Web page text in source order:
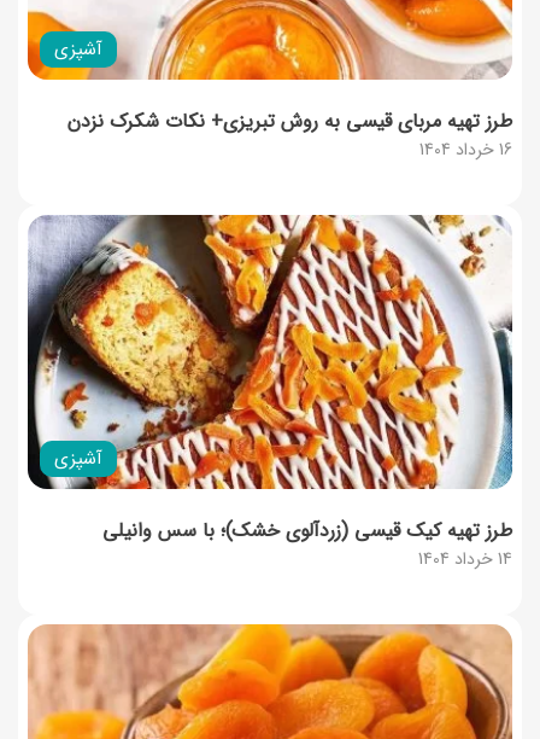
آشپزی
16 خرداد 1404
طرز تهیه مربای قیسی به روش تبریزی+ نکات شکرک نزدن
آشپزی
14 خرداد 1404
طرز تهیه کیک قیسی (زردآلوی خشک)؛ با سس وانیلی